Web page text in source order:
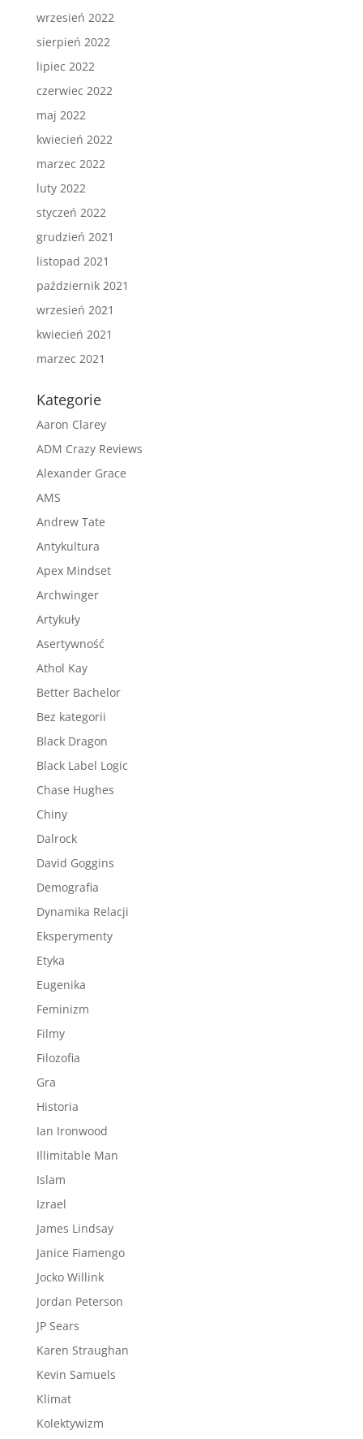
wrzesień 2022
sierpień 2022
lipiec 2022
czerwiec 2022
maj 2022
kwiecień 2022
marzec 2022
luty 2022
styczeń 2022
grudzień 2021
listopad 2021
październik 2021
wrzesień 2021
kwiecień 2021
marzec 2021
Kategorie
Aaron Clarey
ADM Crazy Reviews
Alexander Grace
AMS
Andrew Tate
Antykultura
Apex Mindset
Archwinger
Artykuły
Asertywność
Athol Kay
Better Bachelor
Bez kategorii
Black Dragon
Black Label Logic
Chase Hughes
Chiny
Dalrock
David Goggins
Demografia
Dynamika Relacji
Eksperymenty
Etyka
Eugenika
Feminizm
Filmy
Filozofia
Gra
Historia
Ian Ironwood
Illimitable Man
Islam
Izrael
James Lindsay
Janice Fiamengo
Jocko Willink
Jordan Peterson
JP Sears
Karen Straughan
Kevin Samuels
Klimat
Kolektywizm